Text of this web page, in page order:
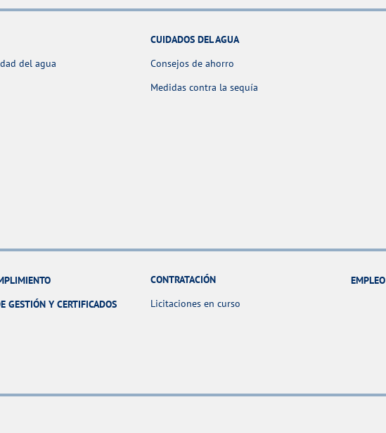
del agua
CUIDADOS DEL AGUA
Consejos de ahorro
Medidas contra la sequía
GESTIÓN Y CERTIFICADOS
CONTRATACIÓN
Licitaciones en curso
EMPLEO